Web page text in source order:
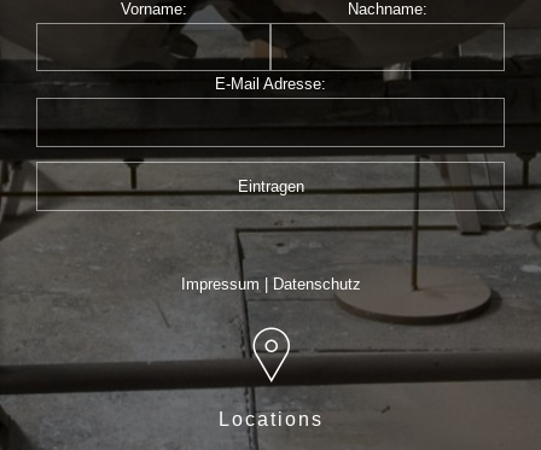
Vorname: Nachname:
E-Mail Adresse:
Impressum Datenschutz
Locations